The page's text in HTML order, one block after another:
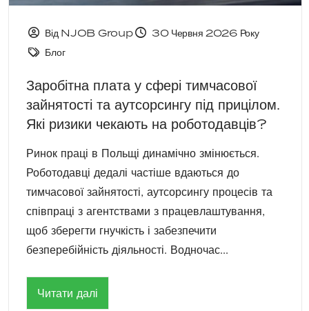
Від NJOB Group
30 Червня 2026 Року
Блог
Заробітна плата у сфері тимчасової
зайнятості та аутсорсингу під прицілом.
Які ризики чекають на роботодавців?
Ринок праці в Польщі динамічно змінюється.
Роботодавці дедалі частіше вдаються до
тимчасової зайнятості, аутсорсингу процесів та
співпраці з агентствами з працевлаштування,
щоб зберегти гнучкість і забезпечити
безперебійність діяльності. Водночас...
Читати далі